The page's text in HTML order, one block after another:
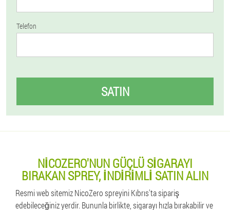
Telefon
SATIN
NICOZERO'NUN GÜÇLÜ SIGARAYI
BIRAKAN SPREY, INDIRIMLI SATIN ALIN
Resmi web sitemiz NicoZero spreyini Kıbrıs'ta sipariş
edebileceğiniz yerdir. Bununla birlikte, sigarayı hızla bırakabilir ve